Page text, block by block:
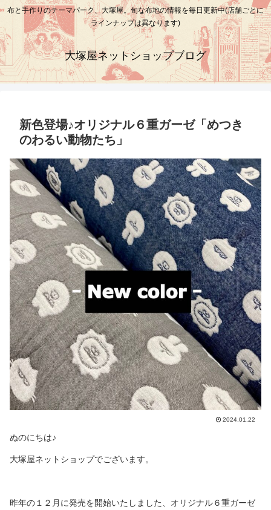
布と手作りのテーマパーク、大塚屋。旬な布地の情報を毎日更新中(店舗ごとに
ラインナップは異なります)
大塚屋ネットショップブログ
新色登場♪オリジナル６重ガーゼ「めつき
のわるい動物たち」
2024.01.22
ぬのにちは♪
大塚屋ネットショップでございます。
昨年の１２月に発売を開始いたしました、オリジナル６重ガーゼ